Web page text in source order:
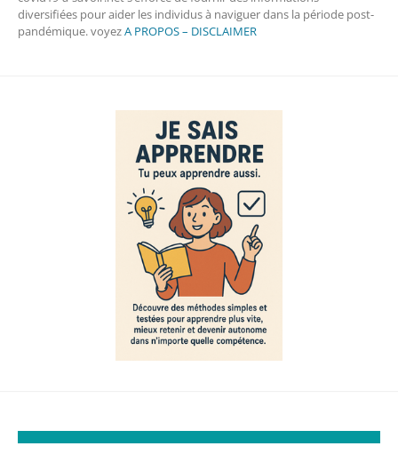
diversifiées pour aider les individus à naviguer dans la période post-
pandémique. voyezA PROPOS – DISCLAIMER